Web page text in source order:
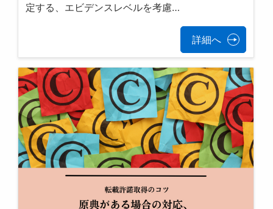
定する、エビデンスレベルを考慮…
詳細へ